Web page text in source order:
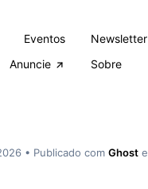
Eventos
Newsletter
Anuncie Sobre
• Publicado com Ghost e